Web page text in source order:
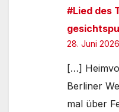
#Lied des
28. Juni
[…]
Berliner
mal über